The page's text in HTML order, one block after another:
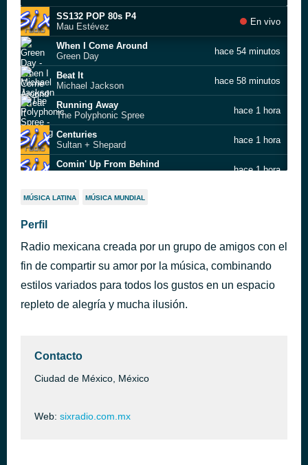
SS132 POP 80s P4
Mau Estévez
En vivo
When I Come Around
Green Day
hace 54 minutos
Beat It
Michael Jackson
hace 58 minutos
Running Away
The Polyphonic Spree
hace 1 hora
Centuries
Sultan + Shepard
hace 1 hora
Comin' Up From Behind
hace 1 hora
Strangers
Vía Láctea
Zoé
Can We Still Be Friends
Todd Rundgren
hace 1 hora
MÚSICA LATINA MÚSICA MUNDIAL
Perfil
Radio mexicana creada por un grupo de amigos con el
fin de compartir su amor por la música, combinando
estilos variados para todos los gustos en un espacio
repleto de alegría y mucha ilusión.
Contacto
Ciudad de México, México
Web: sixradio.com.mx